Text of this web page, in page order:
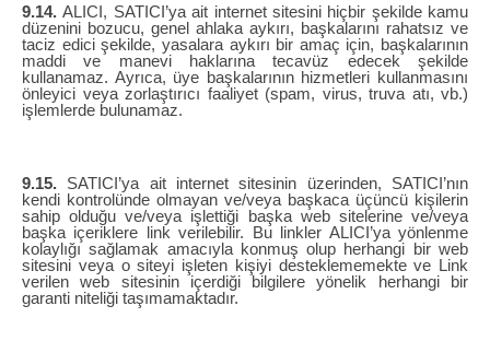
9.14. ALICI, SATICI’ya ait internet sitesini hiçbir şekilde kamu
düzenini bozucu, genel ahlaka aykırı, başkalarını rahatsız ve
taciz edici şekilde, yasalara aykırı bir amaç için, başkalarının
maddi ve manevi haklarına tecavüz edecek şekilde
kullanamaz. Ayrıca, üye başkalarının hizmetleri kullanmasını
önleyici veya zorlaştırıcı faaliyet (spam, virus, truva atı, vb.)
işlemlerde bulunamaz.
9.15. SATICI’ya ait internet sitesinin üzerinden, SATICI’nın
kendi kontrolünde olmayan ve/veya başkaca üçüncü kişilerin
sahip olduğu ve/veya işlettiği başka web sitelerine ve/veya
başka içeriklere link verilebilir. Bu linkler ALICI’ya yönlenme
kolaylığı sağlamak amacıyla konmuş olup herhangi bir web
sitesini veya o siteyi işleten kişiyi desteklememekte ve Link
verilen web sitesinin içerdiği bilgilere yönelik herhangi bir
garanti niteliği taşımamaktadır.